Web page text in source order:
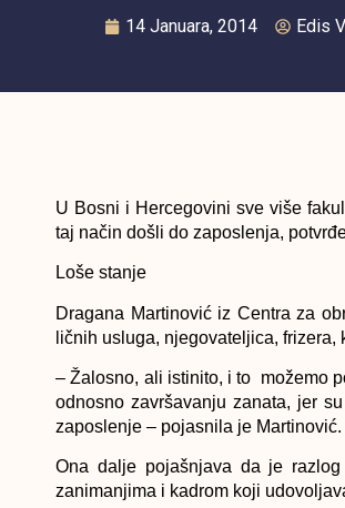
14 Januara, 2014 Edis
U Bosni i Hercegovini sve više
taj način došli do zaposlenja,
Loše stanje
Dragana Martinović iz Centra za
ličnih usluga, njegovateljica, frizera,
– Žalosno, ali istinito, i to možemo
odnosno završavanju zanata, jer
zaposlenje – pojasnila je Martinović.
Ona dalje pojašnjava da je
zanimanjima i kadrom koji